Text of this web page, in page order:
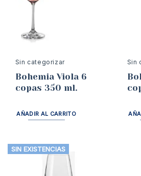
Sin categorizar
Bohemia Viola 6
copas 350 ml.
AÑADIR AL CARRITO
Sin
SIN EXISTENCIAS